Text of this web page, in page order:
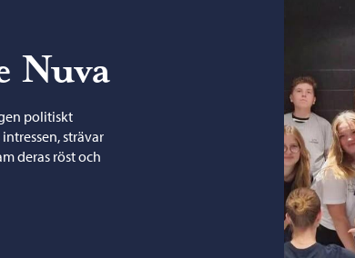
Nuva
politiskt
strävar
deras röst och